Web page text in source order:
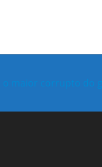
o maior corrupto do